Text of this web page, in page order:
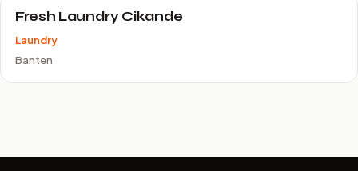
Fresh Laundry Cikande
Laundry
Banten